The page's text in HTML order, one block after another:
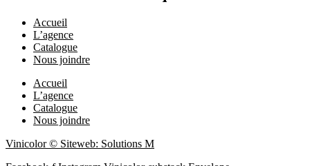
Accueil
L’agence
Catalogue
Nous joindre
Accueil
L’agence
Catalogue
Nous joindre
Vinicolor © Siteweb: Solutions M